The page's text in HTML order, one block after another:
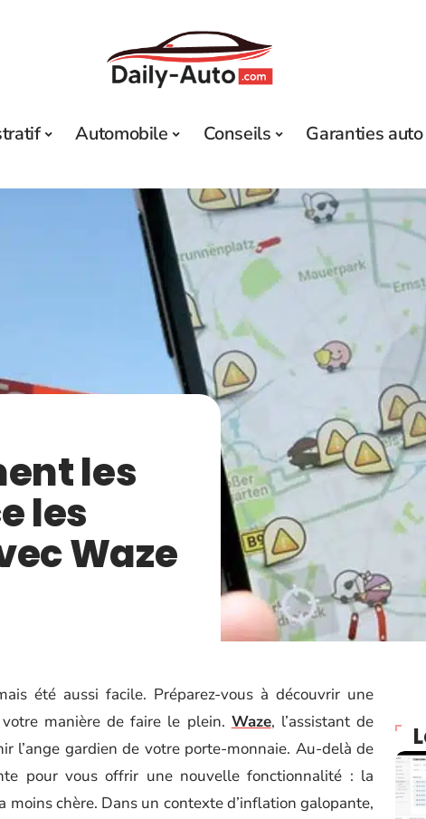
Automobile Conseils Garanties auto
les
les
Waze
été aussi facile. Préparez-vous à découvrir une
manière de faire le plein. Waze, l’assistant de
l’ange gardien de votre porte-monnaie. Au-delà de
pour vous offrir une nouvelle fonctionnalité : la
moins chère. Dans un contexte d’inflation galopante,